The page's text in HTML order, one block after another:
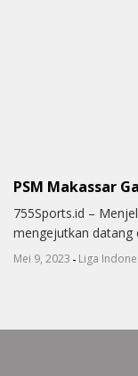
PSM Makassar
755Sports.id –
mengejutkan datang
Mei 9, 2023 - Liga